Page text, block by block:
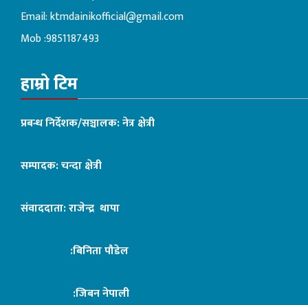
Email:ktmdainikofficial@gmail.com
Mob :9851187493
हाम्रो टिम
प्रबन्ध निर्देशक/सञ्चालक: नेत्र क्षेत्री
सम्पादक: चन्दा क्षेत्री
संवाददाता: राजेन्द्र थापा
:बिनिता पौडेल
:जिबन नेपाली